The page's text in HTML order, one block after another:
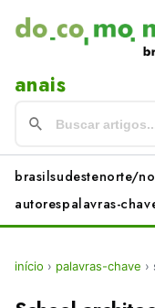
anais
brasilsudestenorte/
autorespalavras-
início › palavras-chave ›